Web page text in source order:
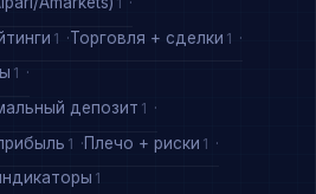
1 Торговля + сделки 1
1
депозит 1
1 Плечо + риски 1
1